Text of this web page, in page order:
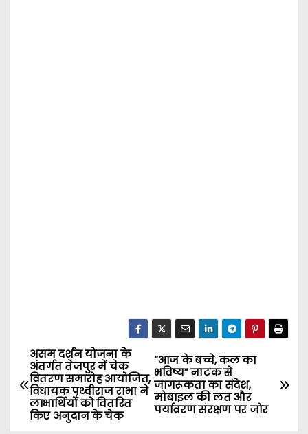
P
o
s
“आज के बच्चे, कल का
भविष्य” नाटक से
जागरूकता का संदेश,
मोबाइल की लत और
पर्यावरण संरक्षण पर जोर
असम दर्शन योजना के
अंतर्गत तेजपुर में चेक
वितरण समारोह आयोजित,
विधायक पृथ्वीराज राभा ने
लाभार्थियों को वितरित
किए अनुदान के चेक